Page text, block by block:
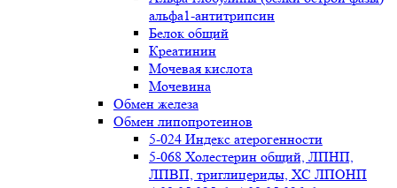
альфа1-антитрипсин
Белок общий
Креатинин
Мочевая кислота
Мочевина
Обмен железа
Обмен липопротеинов
5-024 Индекс атерогенности
5-068 Холестерин общий, ЛПНП,
ЛПВП, триглицериды, ХС ЛПОНП